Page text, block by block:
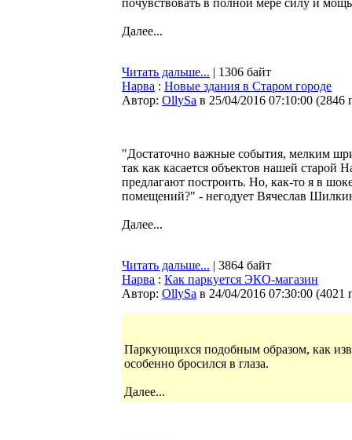
почувствовать в полной мере силу и
Далее...
Читать дальше... | 1306 байт
Нарва : Новые здания в Старом городе
Автор: OllySa в 25/04/2016 07:10:00 (2846
"Достаточно важные события, мелким
так как касается объектов нашей старой
предлагают построить. Но, как-то я в
помещений?" - негодует Вячеслав
Далее...
Читать дальше... | 3864 байт
Нарва : Как паркуется ЭКО-магазин
Автор: OllySa в 24/04/2016 07:30:00 (4021
Паркующихся подобным образом, как
особенно бросился в глаза.
Далее...